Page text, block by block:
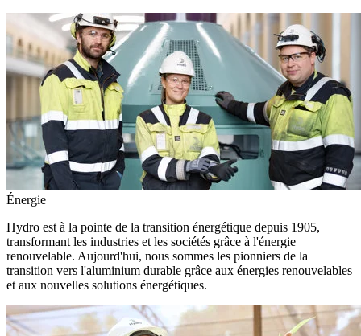
Énergie
Hydro est à la pointe de la transition énergétique depuis 1905,
transformant les industries et les sociétés grâce à l'énergie
renouvelable. Aujourd'hui, nous sommes les pionniers de la
transition vers l'aluminium durable grâce aux énergies renouvelables
et aux nouvelles solutions énergétiques.